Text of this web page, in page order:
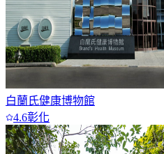
白蘭氏健康博物館
4.6彰化